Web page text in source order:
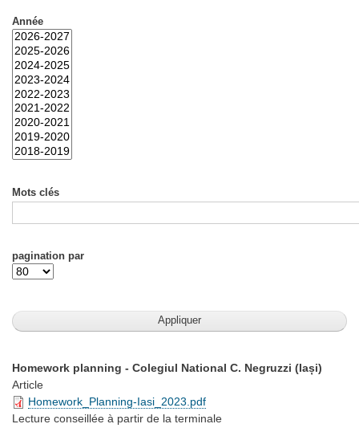
Année
Mots clés
pagination par
Homework planning - Colegiul National C. Negruzzi (Iași)
Article
Homework_Planning-Iasi_2023.pdf
Lecture conseillée à partir de la terminale